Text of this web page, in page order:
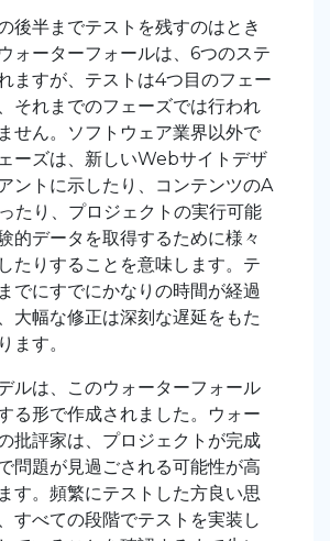
後半までテストを残すのはとき
ォーターフォールは、6つのステ
ますが、テストは4つ目のフェー
それまでのフェーズでは行われ
せん。ソフトウェア業界以外で
ーズは、新しいWebサイトデザ
ントに示したり、コンテンツのA
たり、プロジェクトの実行可能
的データを取得するために様々
たりすることを意味します。テ
でにすでにかなりの時間が経過
大幅な修正は深刻な遅延をもた
ます。
ルは、このウォーターフォール
る形で作成されました。ウォー
批評家は、プロジェクトが完成
問題が見過ごされる可能性が高
す。頻繁にテストした方良い思
すべての段階でテストを実装し